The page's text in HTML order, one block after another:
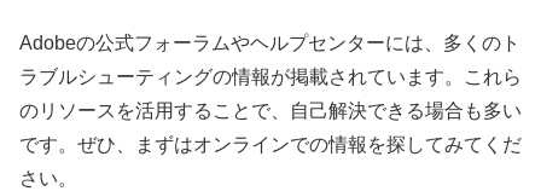
Adobeの公式フォーラムやヘルプセンターには、多くのト
ラブルシューティングの情報が掲載されています。これら
のリソースを活用することで、自己解決できる場合も多い
です。ぜひ、まずはオンラインでの情報を探してみてくだ
さい。